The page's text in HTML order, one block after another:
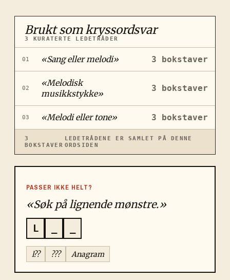
Brukt som kryssordsvar
3 KURATERTE LEDETRÅDER
01 «Sang eller melodi» 3 bokstaver
02
«Melodisk
musikkstykke»
3 bokstaver
03 «Melodi eller tone» 3 bokstaver
3
BOKSTAVER
LEDETRÅDENE ER SAMLET PÅ DENNE
ORDSIDEN
PASSER IKKE HELT?
«Søk på lignende mønstre.»
L
l?? ??? Anagram